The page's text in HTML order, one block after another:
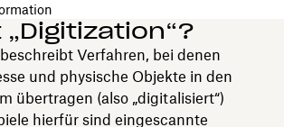
„Digitization“?
Verfahren, bei denen
und physische Objekte in den
übertragen (also „digitalisiert“)
hierfür sind eingescannte